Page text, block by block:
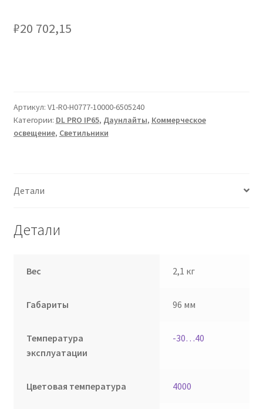
₽20 702,15
Артикул: V1-R0-H0777-10000-6505240
Категории: DL PRO IP65, Даунлайты, Коммерческое
освещение, Светильники
Детали
Детали
Вес 2,1 кг
Габариты 96 мм
Температура
эксплуатации
-30…40
Цветовая температура 4000